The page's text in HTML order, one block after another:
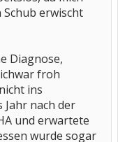
erwischt
Diagnose,
froh
ins
Jahr nach der
und erwartete
wurde sogar